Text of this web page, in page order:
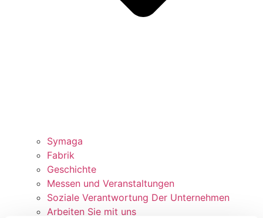
Symaga
Fabrik
Geschichte
Messen und Veranstaltungen
Soziale Verantwortung Der Unternehmen
Arbeiten Sie mit uns